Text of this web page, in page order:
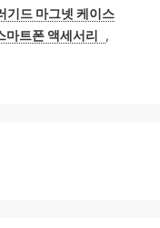
기드 마그넷 케이스
마트폰 액세서리
,